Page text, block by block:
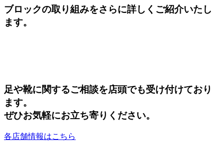
ブロックの取り組みをさらに詳しくご紹介いたし
ます。
足や靴に関するご相談を店頭でも受け付けており
ます。
ぜひお気軽にお立ち寄りください。
各店舗情報はこちら